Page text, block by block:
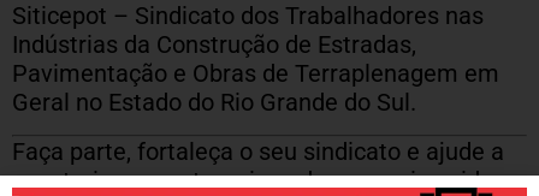
Siticepot – Sindicato dos Trabalhadores nas
Indústrias da Construção de Estradas,
Pavimentação e Obras de Terraplenagem em
Geral no Estado do Rio Grande do Sul.
Faça parte, fortaleça o seu sindicato e ajude a
construir uma categoria cada vez mais unida.